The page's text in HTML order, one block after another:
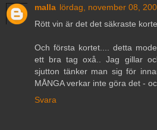
malla lördag, november 08,
Rött vin är det det säkraste
Och första kortet.... detta
ett bra tag oxå.. Jag gillar
sjutton tänker man sig för
MÅNGA verkar inte göra det -
Svara